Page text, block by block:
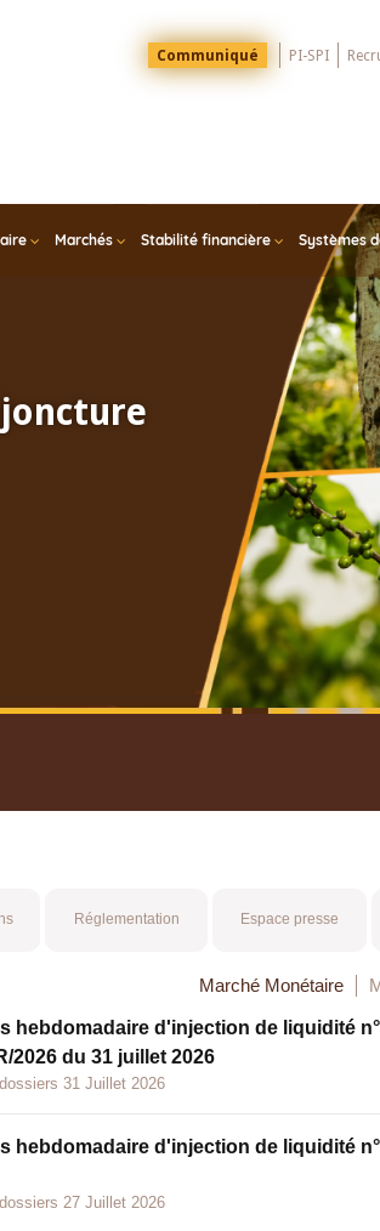
Menu
Top
Communiqué PI-SPI
Marchés Stabilité financière Systèmes
Réglementation Espace presse
Marché Monétaire
hebdomadaire d'injection de liquidité
2026 du 31 juillet 2026
31 Juillet 2026
hebdomadaire d'injection de liquidité
27 Juillet 2026